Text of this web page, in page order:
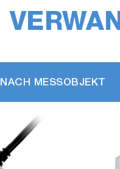
NACH MESSOBJEKT